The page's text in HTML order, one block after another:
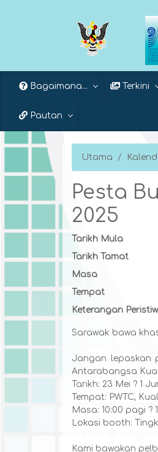
Bagaimana... Terkini
Pautan
Utama
Pesta
2025
Tarikh Mula
Tarikh Tamat
Masa
Tempat
Keterangan
Sarawak bawa
Jangan lepaskan
Antarabangsa
Tarikh: 23 Mei ? 1
Tempat: PWTC,
Masa: 10:00 pagi ?
Lokasi booth:
Kami bawakan